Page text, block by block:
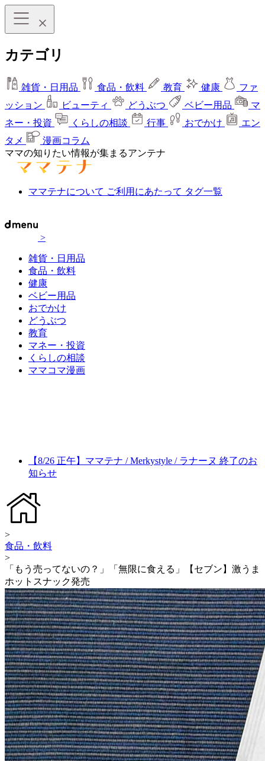
カテゴリ
雑貨・日用品 食品・飲料 教育 健康
ファ
ッション
ビューティ どうぶつ ベビー用品
マ
ネー・投資
くらしの相談 行事 おでかけ
エン
タメ
漫画コラム
ママの知りたい情報が集まるアンテナ
ママテナについて ご利用にあたって タグ一覧
>
雑貨・日用品
食品・飲料
健康
ベビー用品
おでかけ
どうぶつ
教育
マネー・投資
くらしの相談
ママコマ漫画
【8/26 正午】ママテナ / Merkystyle / ラナーヌ 終了のお
知らせ
>
食品・飲料
>
「もう売ってないの？」「無限に食える」【セブン】激うま
ホットスナック発売